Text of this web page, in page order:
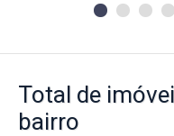
Total de
bairro